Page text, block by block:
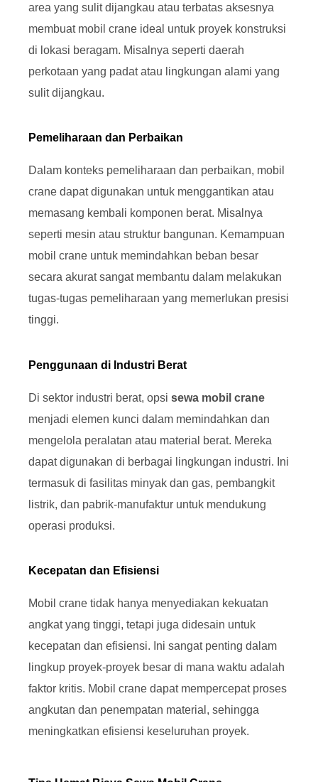
area yang sulit dijangkau atau terbatas aksesnya
membuat mobil crane ideal untuk proyek konstruksi
di lokasi beragam. Misalnya seperti daerah
perkotaan yang padat atau lingkungan alami yang
sulit dijangkau.
Pemeliharaan dan Perbaikan
Dalam konteks pemeliharaan dan perbaikan, mobil
crane dapat digunakan untuk menggantikan atau
memasang kembali komponen berat. Misalnya
seperti mesin atau struktur bangunan. Kemampuan
mobil crane untuk memindahkan beban besar
secara akurat sangat membantu dalam melakukan
tugas-tugas pemeliharaan yang memerlukan presisi
tinggi.
Penggunaan di Industri Berat
Di sektor industri berat, opsi sewa mobil crane
menjadi elemen kunci dalam memindahkan dan
mengelola peralatan atau material berat. Mereka
dapat digunakan di berbagai lingkungan industri. Ini
termasuk di fasilitas minyak dan gas, pembangkit
listrik, dan pabrik-manufaktur untuk mendukung
operasi produksi.
Kecepatan dan Efisiensi
Mobil crane tidak hanya menyediakan kekuatan
angkat yang tinggi, tetapi juga didesain untuk
kecepatan dan efisiensi. Ini sangat penting dalam
lingkup proyek-proyek besar di mana waktu adalah
faktor kritis. Mobil crane dapat mempercepat proses
angkutan dan penempatan material, sehingga
meningkatkan efisiensi keseluruhan proyek.